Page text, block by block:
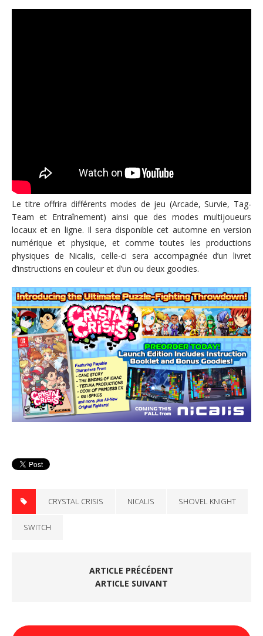
Le titre offrira différents modes de jeu (Arcade, Survie, Tag-
Team et Entraînement) ainsi que des modes multijoueurs
locaux et en ligne. Il sera disponible cet automne en version
numérique et physique, et comme toutes les productions
physiques de Nicalis, celle-ci sera accompagnée d’un livret
d’instructions en couleur et d’un ou deux goodies.
CRYSTAL CRISIS NICALIS SHOVEL KNIGHT
SWITCH
ARTICLE PRÉCÉDENT
ARTICLE SUIVANT